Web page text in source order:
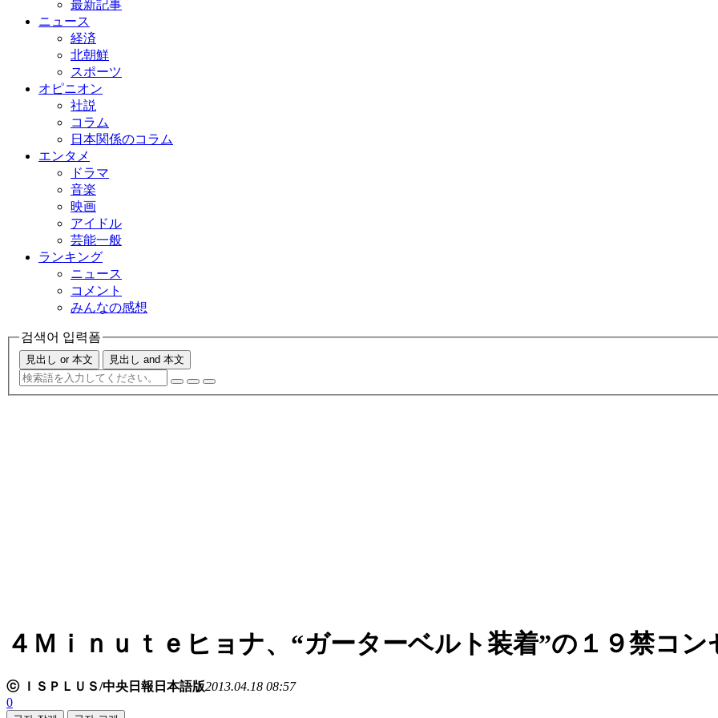
最新記事
ニュース
経済
北朝鮮
スポーツ
オピニオン
社説
コラム
日本関係のコラム
エンタメ
ドラマ
音楽
映画
アイドル
芸能一般
ランキング
ニュース
コメント
みんなの感想
검색어 입력폼
見出し or 本文 見出し and 本文
４Ｍｉｎｕｔｅヒョナ、“ガーターベルト装着”の１９禁コン
ⓒ ＩＳＰＬＵＳ/中央日報日本語版2013.04.18 08:57
0